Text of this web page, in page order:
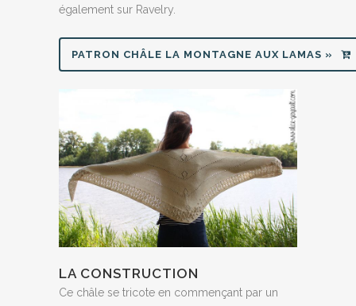
également sur Ravelry.
PATRON CHÂLE LA MONTAGNE AUX LAMAS »
LA CONSTRUCTION
Ce châle se tricote en commençant par un